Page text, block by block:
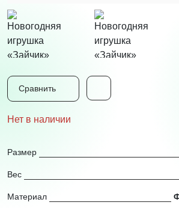
Сравнить
Нет в наличии
Размер
Вес
Материал